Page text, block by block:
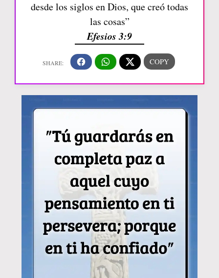
desde los siglos en Dios, que creó todas
las cosas”
Efesios 3:9